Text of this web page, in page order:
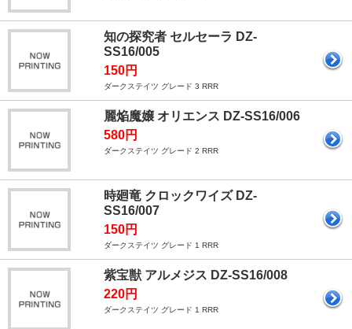
知の探究者 セルセーラ DZ-
SS16/005
150円
ダークステイツ グレード 3 RRR
麗焔魔嬢 オリエンス DZ-SS16/006
580円
ダークステイツ グレード 2 RRR
時廻竜 クロックワイズ DZ-
SS16/007
150円
ダークステイツ グレード 1 RRR
紫宝獣 アルメジス DZ-SS16/008
220円
ダークステイツ グレード 1 RRR